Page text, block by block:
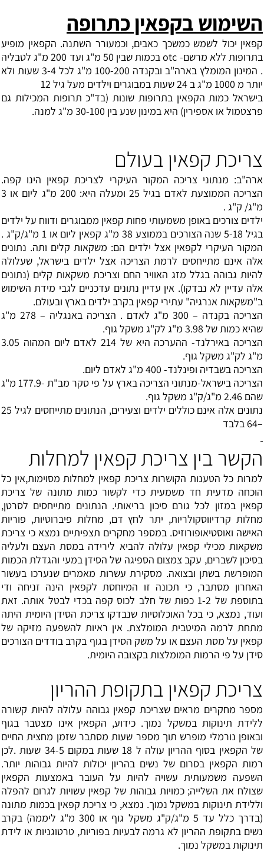
השימוש בקפאין כתרופה
קפאין יכול לשמש כמשכך כאבים, וכמעורר השתנה. הקפאין מופיע
בתרופות ללא מרשם- otc בכמות שבין 50 מ"ג ועד 200 מ"ג לטבליה
. המינון המומלץ בארה"ב ובקנדה 100-200 מ"ג לכל 3-4 שעות ולא
יותר מ 1000 מ"ג ב 24 שעות במבוגרים וילדים מעל גיל 12
בישראל כמות הקפאין בתרופות שונות (בד"כ תרופות המכילות גם
פרצטמול או אספירין) היא במינון שנע בין 30-100 מ"ג למנה.
צריכת קפאין בעולם
ארה"ב: מנתוני צריכה המקור העיקרי לצריכת קפאין הינו קפה.
הצריכה הממוצעת לאדם בגיל 25 ומעלה היא: 200 מ"ג ליום או 3
מ"ג/ ק"ג .
ילדים צורכים באופן משמעותי פחות קפאין ממבוגרים ודווח על ילדים
בגיל 5-18 שנה הצורכים בממוצע 38 מ"ג קפאין ליום או 1 מ"ג/ק"ג .
המקור העיקרי לקפאין אצל ילדים הם: משקאות קלים ותה. נתונים
אלה אינם מתייחסים לרמת הצריכה אצל ילדים בישראל, שעלולה
להיות גבוהה בגלל מזג האוויר החם וצריכת משקאות קלים (נתונים
אלה עדיין לא נבדקו). אין עדיין נתונים עדכניים לגבי מידת השימוש
ב"משקאות אנרגיה" עתירי קפאין בקרב ילדים בארץ ובעולם.
הצריכה בקנדה – 300 מ"ג לאדם . הצריכה באנגליה – 278 מ"ג
שהיא כמות של 3.98 מ"ג לק"ג משקל גוף.
הצריכה באירלנד- ההערכה היא של 214 לאדם ליום המהוה 3.05
מ"ג לק"ג משקל גוף.
הצריכה בשבדיה ופינלנד- 400 מ"ג לאדם ליום.
הצריכה בישראל-מנתוני הצריכה בארץ על פי סקר מב"ת -177.9 מ"ג
שהם 2.46 מ"ג/ק"ג משקל גוף.
נתונים אלה אינם כוללים ילדים וצעירים, הנתונים מתייחסים לגיל 25
–64 בלבד
הקשר בין צריכת קפאין למחלות
למרות כל הטענות הקושרות צריכת קפאין למחלות מסוימות,אין כל
הוכחה מדעית חד משמעית כדי לקשור כמות מתונה של צריכת
קפאין במזון לכל גורם סיכון בריאותי. הנתונים מתייחסים לסרטן,
מחלות קרדיווסקולריות, יתר לחץ דם, מחלות פיברוטיות, פוריות
האישה ואוסטיאופורוזיס. במספר מחקרים תצפיתיים נמצא כי צריכת
משקאות מכילי קפאין עלולה להביא לירידה במסת העצם ולעליה
בסיכון לשברים, עקב צמצום הספיגה של הסידן במעי והגדלת הכמות
המופרשת בשתן ובצואה. מסקירת עשרות מאמרים שנערכו בעשור
האחרון מסתבר, כי תכונה זו המיוחסת לקפאין הינה זניחה ודי
בתוספת של 1-2 כפות של חלב לכוס קפה בכדי לבטל אותה. זאת
ועוד, נמצא, כי בכל האוכלוסיות שנבדקו צריכת הסידן היומית היתה
מתחת לרמה המיטבית המומלצת. אין ראיות להשפעה מזיקה של
קפאין על מסת העצם או על משק הסידן בגוף בקרב בודדים הצורכים
סידן על פי הרמות המומלצות בקצובה היומית.
צריכת קפאין בתקופת ההריון
מספר מחקרים מראים שצריכת קפאין גבוהה עלולה להיות קשורה
ללידת תינוקות במשקל נמוך. כידוע, הקפאין אינו מצטבר בגוף
ובאופן נורמלי מופרש תוך מספר שעות מסתבר שזמן מחצית החיים
של הקפאין בסוף ההריון עולה ל 18 שעות במקום 34-5 שעות .לכן
רמות הקפאין בסרום של נשים בהריון יכולות להיות גבוהות יותר.
השפעה משמעותית עשויה להיות על העובר באמצעות הקפאין
שצולח את השלייה; כמויות גבוהות של קפאין עשויות לגרום להפלה
וללידת תינוקות במשקל נמוך. נמצא, כי צריכת קפאין בכמות מתונה
(בדרך כלל עד 5 מ"ג/ק"ג משקל גוף או 300 מ"ג ליממה) בקרב
נשים בתקופת ההריון לא גרמה לבעיות בפוריות, טרטוגניות או לידת
תינוקות במשקל נמוך.